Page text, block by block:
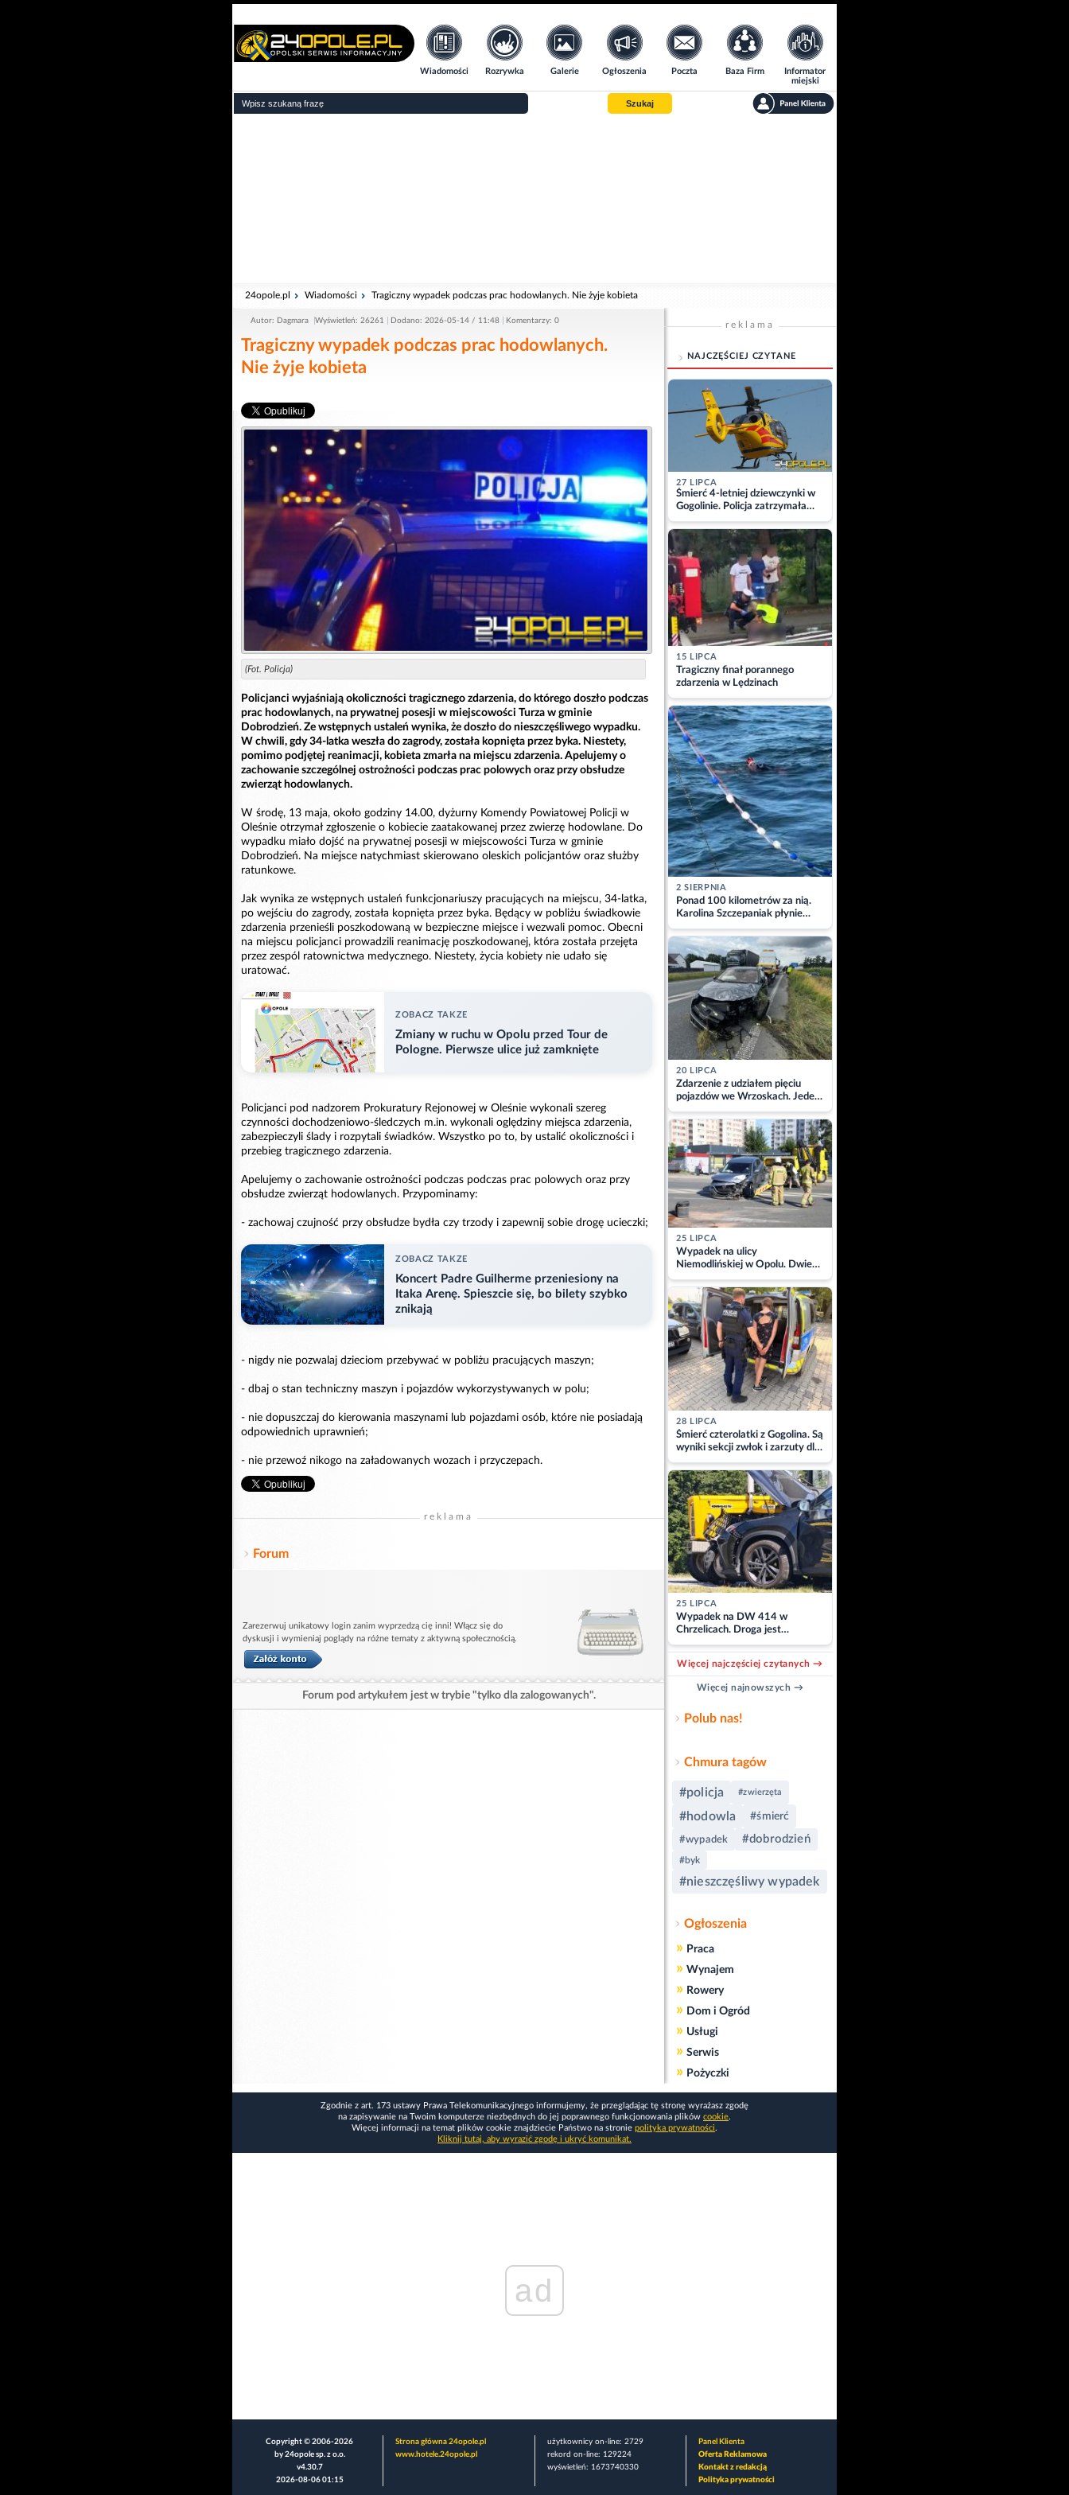
Wiadomości Rozrywka Galerie Ogłoszenia Poczta Baza Firm
Informator
miejski
Szukaj
24opole.pl Wiadomości Tragiczny wypadek podczas prac hodowlanych. Nie żyje kobieta
Autor: Dagmara Wyświetleń: 26261 Dodano: 2026-05-14 / 11:48 Komentarzy: 0
Tragiczny wypadek podczas prac hodowlanych.
Nie żyje kobieta
(Fot. Policja)
Policjanci wyjaśniają okoliczności tragicznego zdarzenia, do którego doszło podczas
prac hodowlanych, na prywatnej posesji w miejscowości Turza w gminie
Dobrodzień. Ze wstępnych ustaleń wynika, że doszło do nieszczęśliwego wypadku.
W chwili, gdy 34-latka weszła do zagrody, została kopnięta przez byka. Niestety,
pomimo podjętej reanimacji, kobieta zmarła na miejscu zdarzenia. Apelujemy o
zachowanie szczególnej ostrożności podczas prac polowych oraz przy obsłudze
zwierząt hodowlanych.
W środę, 13 maja, około godziny 14.00, dyżurny Komendy Powiatowej Policji w
Oleśnie otrzymał zgłoszenie o kobiecie zaatakowanej przez zwierzę hodowlane. Do
wypadku miało dojść na prywatnej posesji w miejscowości Turza w gminie
Dobrodzień. Na miejsce natychmiast skierowano oleskich policjantów oraz służby
ratunkowe.
Jak wynika ze wstępnych ustaleń funkcjonariuszy pracujących na miejscu, 34-latka,
po wejściu do zagrody, została kopnięta przez byka. Będący w pobliżu świadkowie
zdarzenia przenieśli poszkodowaną w bezpieczne miejsce i wezwali pomoc. Obecni
na miejscu policjanci prowadzili reanimację poszkodowanej, która została przejęta
przez zespól ratownictwa medycznego. Niestety, życia kobiety nie udało się
uratować.
ZOBACZ TAKZE
Zmiany w ruchu w Opolu przed Tour de
Pologne. Pierwsze ulice już zamknięte
Policjanci pod nadzorem Prokuratury Rejonowej w Oleśnie wykonali szereg
czynności dochodzeniowo-śledczych m.in. wykonali oględziny miejsca zdarzenia,
zabezpieczyli ślady i rozpytali świadków. Wszystko po to, by ustalić okoliczności i
przebieg tragicznego zdarzenia.
Apelujemy o zachowanie ostrożności podczas podczas prac polowych oraz przy
obsłudze zwierząt hodowlanych. Przypominamy:
- zachowaj czujność przy obsłudze bydła czy trzody i zapewnij sobie drogę ucieczki;
ZOBACZ TAKZE
Koncert Padre Guilherme przeniesiony na
Itaka Arenę. Spieszcie się, bo bilety szybko
znikają
- nigdy nie pozwalaj dzieciom przebywać w pobliżu pracujących maszyn;
- dbaj o stan techniczny maszyn i pojazdów wykorzystywanych w polu;
- nie dopuszczaj do kierowania maszynami lub pojazdami osób, które nie posiadają
odpowiednich uprawnień;
- nie przewoź nikogo na załadowanych wozach i przyczepach.
reklama
Forum
Zarezerwuj unikatowy login zanim wyprzedzą cię inni! Włącz się do
dyskusji i wymieniaj poglądy na różne tematy z aktywną społecznością.
Forum pod artykułem jest w trybie "tylko dla zalogowanych".
reklama
NAJCZĘŚCIEJ CZYTANE
27 LIPCA
Śmierć 4-letniej dziewczynki w
Gogolinie. Policja zatrzymała
matkę
15 LIPCA
Tragiczny finał porannego
zdarzenia w Lędzinach
2 SIERPNIA
Ponad 100 kilometrów za nią.
Karolina Szczepaniak płynie
przez Bałtyk dla Piotra.
Aktualizacja
20 LIPCA
Zdarzenie z udziałem pięciu
pojazdów we Wrzoskach. Jeden
z kierowców zabrany w
kajdankach
25 LIPCA
Wypadek na ulicy
Niemodlińskiej w Opolu. Dwie
osoby w szpitalu
28 LIPCA
Śmierć czterolatki z Gogolina. Są
wyniki sekcji zwłok i zarzuty dla
matki
25 LIPCA
Wypadek na DW 414 w
Chrzelicach. Droga jest
zablokowana
Więcej najczęściej czytanych →
Więcej najnowszych →
Polub nas!
Chmura tagów
#policja #zwierzęta
#hodowla #śmierć
#wypadek #dobrodzień
#byk
#nieszczęśliwy wypadek
Ogłoszenia
» Praca
» Wynajem
» Rowery
» Dom i Ogród
» Usługi
» Serwis
» Pożyczki
Zgodnie z art. 173 ustawy Prawa Telekomunikacyjnego informujemy, że przeglądając tę stronę wyrażasz zgodę
na zapisywanie na Twoim komputerze niezbędnych do jej poprawnego funkcjonowania plików cookie.
Więcej informacji na temat plików cookie znajdziecie Państwo na stronie polityka prywatności.
Kliknij tutaj, aby wyrazić zgodę i ukryć komunikat.
ad
Copyright © 2006-2026
by 24opole sp. z o.o.
v4.30.7
2026-08-06 01:15
Strona główna 24opole.pl
www.hotele.24opole.pl
użytkownicy on-line: 2729
rekord on-line: 129224
wyświetleń: 1673740330
Panel Klienta
Oferta Reklamowa
Kontakt z redakcją
Polityka prywatności